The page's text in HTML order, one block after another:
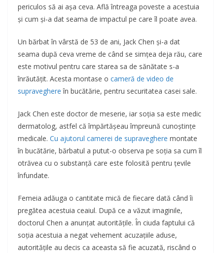
periculos să ai așa ceva. Află întreaga poveste a acestuia
și cum și-a dat seama de impactul pe care îl poate avea.
Un bărbat în vârstă de 53 de ani, Jack Chen și-a dat
seama după ceva vreme de când se simțea deja rău, care
este motivul pentru care starea sa de sănătate s-a
înrăutățit. Acesta montase o cameră de video de
supraveghere în bucătărie, pentru securitatea casei sale.
Jack Chen este doctor de meserie, iar soția sa este medic
dermatolog, astfel că împărtășeau împreună cunoștințe
medicale. Cu ajutorul camerei de supraveghere montate
în bucătărie, bărbatul a putut-o observa pe soția sa cum îl
otrăvea cu o substanță care este folosită pentru țevile
înfundate.
Femeia adăuga o cantitate mică de fiecare dată când îi
pregătea acestuia ceaiul. După ce a văzut imaginile,
doctorul Chen a anunțat autoritățile. În ciuda faptului că
soția acestuia a negat vehement acuzațiile aduse,
autoritățile au decis ca aceasta să fie acuzată, riscând o